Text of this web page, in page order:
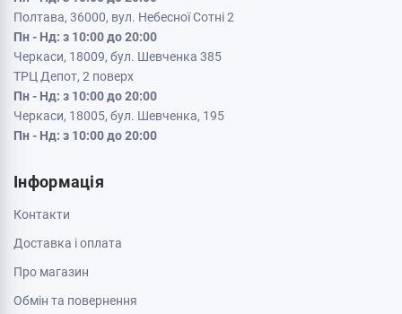
Кременчук, 39600, вул. Соборна 9/16
Пн - Нд: з 10:00 до 20:00
Кривий Ріг, 50000, проспект Металургів 33
Кропивницький, 25006, вул. Велика Перспективна 48
Полтава, 36000, вул. Небесної Сотні 2
Пн - Нд: з 10:00 до 20:00
ТРЦ Депот, 2 поверх